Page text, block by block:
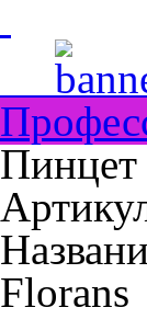
Пинцет
Florans